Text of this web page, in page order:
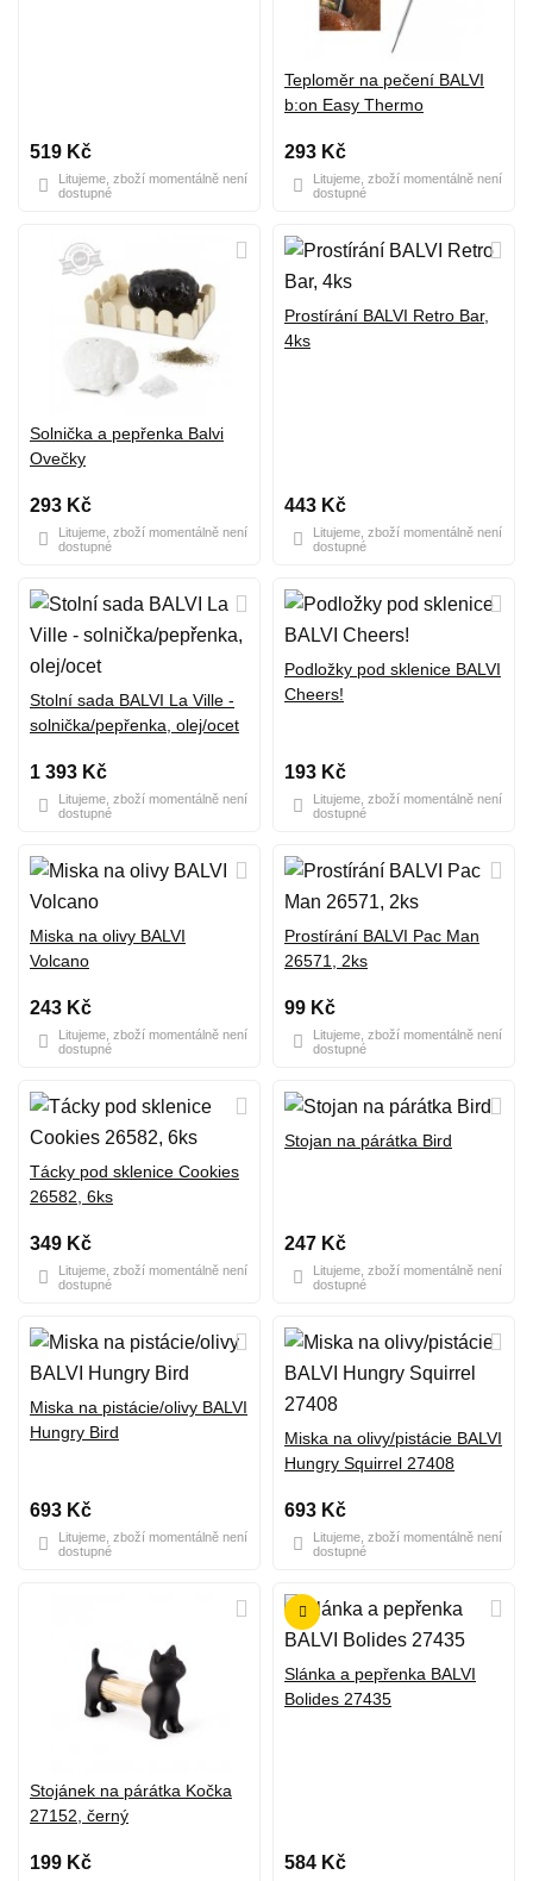
519 Kč
Litujeme, zboží momentálně není
dostupné
Teploměr na pečení BALVI
b:on Easy Thermo
293 Kč
Litujeme, zboží momentálně není
dostupné
Solnička a pepřenka Balvi
Ovečky
293 Kč
Litujeme, zboží momentálně není
dostupné
Prostírání BALVI Retro Bar,
4ks
443 Kč
Litujeme, zboží momentálně není
dostupné
Stolní sada BALVI La Ville -
solnička/pepřenka, olej/ocet
1 393 Kč
Litujeme, zboží momentálně není
dostupné
Podložky pod sklenice BALVI
Cheers!
193 Kč
Litujeme, zboží momentálně není
dostupné
Miska na olivy BALVI
Volcano
243 Kč
Litujeme, zboží momentálně není
dostupné
Prostírání BALVI Pac Man
26571, 2ks
99 Kč
Litujeme, zboží momentálně není
dostupné
Tácky pod sklenice Cookies
26582, 6ks
349 Kč
Litujeme, zboží momentálně není
dostupné
Stojan na párátka Bird
247 Kč
Litujeme, zboží momentálně není
dostupné
Miska na pistácie/olivy BALVI
Hungry Bird
693 Kč
Litujeme, zboží momentálně není
dostupné
Miska na olivy/pistácie BALVI
Hungry Squirrel 27408
693 Kč
Litujeme, zboží momentálně není
dostupné
Stojánek na párátka Kočka
27152, černý
199 Kč
Slánka a pepřenka BALVI
Bolides 27435
584 Kč